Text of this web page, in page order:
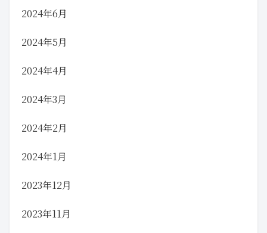
2024年6月
2024年5月
2024年4月
2024年3月
2024年2月
2024年1月
2023年12月
2023年11月